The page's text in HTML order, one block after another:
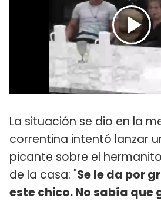
La situación se dio en la
correntina intentó lanzar
picante sobre el
de la casa: "Se le da por
este chico. No sabía que